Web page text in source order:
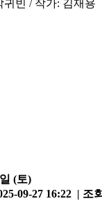
귀빈 / 작가: 김재용
(토)
09-27 16:22 | 조